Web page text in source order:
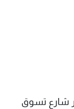
شارع تسوق